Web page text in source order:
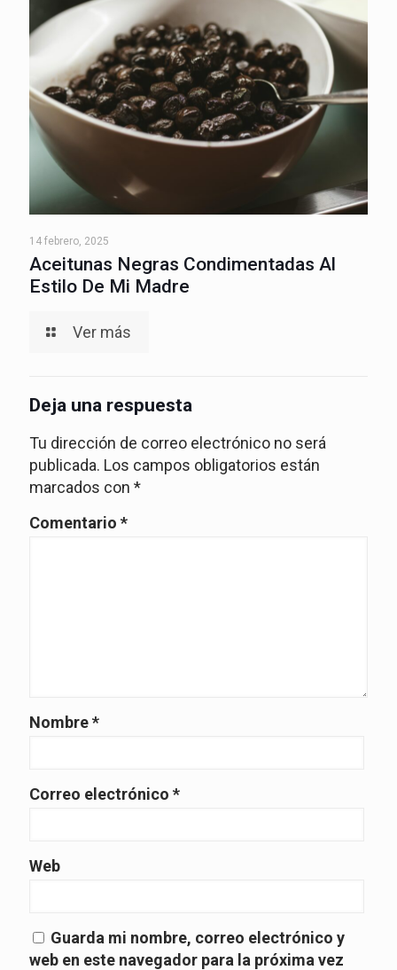
14 febrero, 2025
Aceitunas Negras Condimentadas Al
Estilo De Mi Madre
Ver más
Deja una respuesta
Tu dirección de correo electrónico no será
publicada. Los campos obligatorios están
marcados con *
Comentario *
Nombre*
Correo electrónico *
Web
Guarda mi nombre, correo electrónico y
web en este navegador para la próxima vez